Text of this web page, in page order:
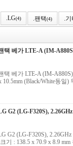
.LG(4) .팬택(4) .기
택 베가 LTE-A (IM-
택 베가 LTE-A (IM-
10.5mm (Black/White동
G2 (LG-F320S),
G2 (LG-F320S),
기 : 138.5 x 70.9 x 8.9